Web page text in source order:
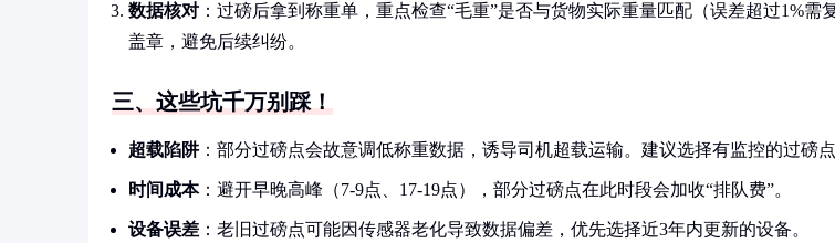
数据核对 ：过磅后拿到称重单，重点检查“毛重”是否与货物实际重量匹配（误差超过1%需
盖章，避免后续纠纷。
三、这些坑千万别踩！
超载陷阱：部分过磅点会故意调低称重数据，诱导司机超载运输。建议选择有监控的过磅点
时间成本：避开早晚高峰（7-9点、17-19点），部分过磅点在此时段会加收“排队费”。
设备误差 ：老旧过磅点可能因传感器老化导致数据偏差，优先选择近3年内更新的设备。